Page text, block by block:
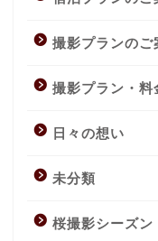
撮影プランのご
撮影プラン・料
日々の想い
未分類
桜撮影シーズン